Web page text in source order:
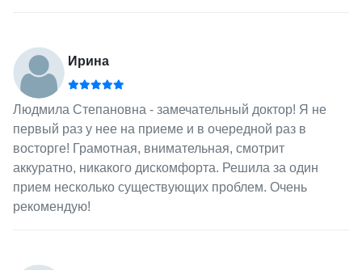
Ирина
Людмила Степановна - замечательный доктор! Я не
первый раз у нее на приеме и в очередной раз в
восторге! Грамотная, внимательная, смотрит
аккуратно, никакого дискомфорта. Решила за один
прием несколько существующих проблем. Очень
рекомендую!